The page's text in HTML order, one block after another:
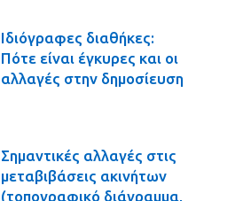
Ιδιόγραφες διαθήκες:
Πότε είναι έγκυρες και οι
αλλαγές στην δημοσίευση
Σημαντικές αλλαγές στις
μεταβιβάσεις ακινήτων
(τοπογραφικό διάγραμμα,